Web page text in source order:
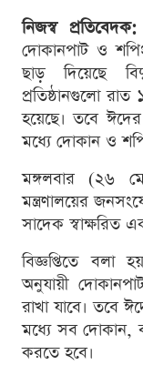
নিজস্ব প্রতিবেদক:
দোকানপাট ও
ছাড় দিয়েছে
প্রতিষ্ঠানগুলো রাত
হয়েছে। তবে
মধ্যে দোকান ও
মঙ্গলবার (২৬
মন্ত্রণালয়ের
সাদেক স্বাক্ষরিত
বিজ্ঞপ্তিতে বলা
অনুযায়ী
রাখা যাবে। তবে
মধ্যে সব দোকান,
করতে হবে।